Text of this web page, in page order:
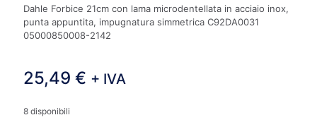
Dahle Forbice 21cm con lama microdentellata in acciaio inox,
punta appuntita, impugnatura simmetrica C92DA0031
05000850008-2142
25,49 € + IVA
8 disponibili